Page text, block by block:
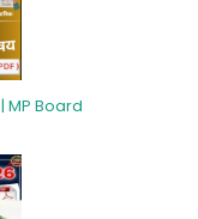
MP Board